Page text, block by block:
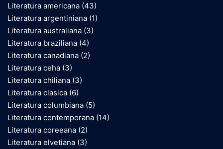
Literatura americana (43)
Literatura argentiniana (1)
Literatura australiana (3)
Literatura braziliana (4)
Literatura canadiana (2)
Literatura ceha (3)
Literatura chiliana (3)
Literatura clasica (6)
Literatura columbiana (5)
Literatura contemporana (14)
Literatura coreeana (2)
Literatura elvetiana (3)